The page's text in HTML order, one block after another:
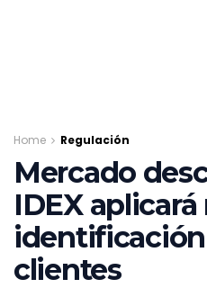
Home Regulación
Mercado
IDEX
identificación
clientes